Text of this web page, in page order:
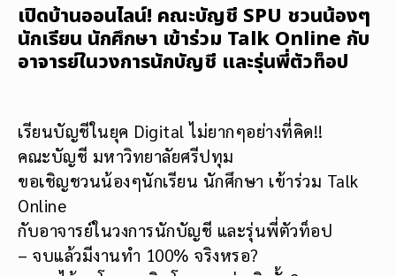
เปิดบ้านออนไลน์! คณะบัญชี SPU ชวนน้องๆ
นักเรียน นักศึกษา เข้าร่วม Talk Online กับ
อาจารย์ในวงการนักบัญชี และรุ่นพี่ตัวท็อป
เรียนบัญชีในยุค Digital ไม่ยากๆอย่างที่คิด!!
คณะบัญชี มหาวิทยาลัยศรีปทุม
ขอเชิญชวนน้องๆนักเรียน นักศึกษา เข้าร่วม Talk
Online
กับอาจารย์ในวงการนักบัญชี และรุ่นพี่ตัวท็อป
– จบแล้วมีงานทำ 100% จริงหรอ?